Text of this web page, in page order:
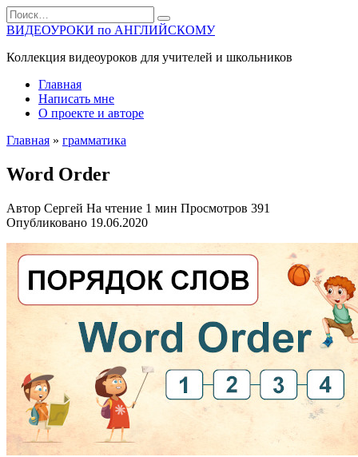
Перейти
к
содержанию
Search
for:
ВИДЕОУРОКИ по АНГЛИЙСКОМУ
Коллекция видеоуроков для учителей и школьников
Главная
Написать мне
О проекте и авторе
Главная » грамматика
Word Order
Автор Сергей На чтение 1 мин Просмотров 391
Опубликовано 19.06.2020